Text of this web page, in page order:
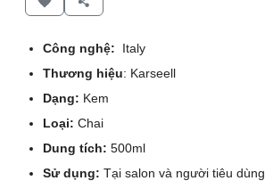
Công nghệ: Italy
Thương hiệu: Karseell
Dạng: Kem
Loại: Chai
Dung tích: 500ml
Sử dụng: Tại salon và người tiêu dùng